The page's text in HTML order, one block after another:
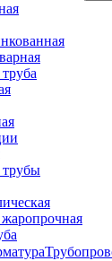
жаропрочная